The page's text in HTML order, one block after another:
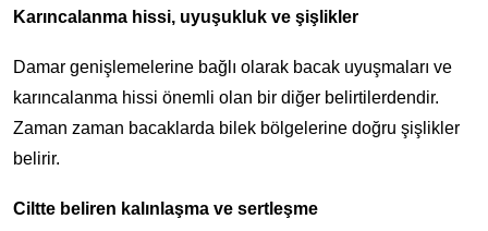
Karıncalanma hissi, uyuşukluk ve şişlikler
Damar genişlemelerine bağlı olarak bacak uyuşmaları ve
karıncalanma hissi önemli olan bir diğer belirtilerdendir.
Zaman zaman bacaklarda bilek bölgelerine doğru şişlikler
belirir.
Ciltte beliren kalınlaşma ve sertleşme